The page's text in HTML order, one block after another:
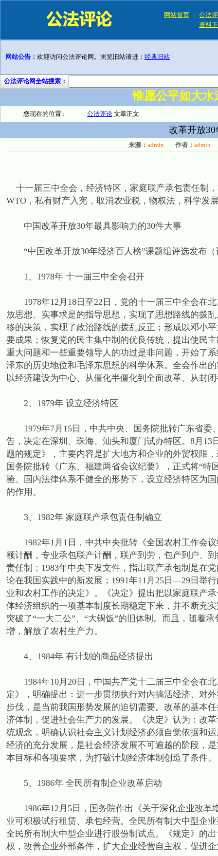
网站首页 | 公法
资料
网站公告： 欢迎访问公法评论网。浏览旧站请进： 经典旧站
公法评论网全站搜索：
惟愿公平如大
您现在的位置 : 公法评论 文章正文
改革开放
来源： admin 作者： admin
十一届三中全会，经济特区，家庭联产承包责任制
WTO，私有财产入宪，取消农业税，物权法，科学
中国改革开放30年最具影响力的30件大事
“中国改革开放30年经济百人榜”课题组评选发布（
1、1978年 十一届三中全会召开
1978年12月18日至22日，党的十一届三中全会在北
放思想、实事求是的指导思想，实现了思想路线的拨
移的决策，实现了政治路线的拨乱反正；形成以邓小
要成果；恢复党的民主集中制的优良传统，提出使民
重大问题和一些重要领导人的功过是非问题，开始了
泽东的历史地位和毛泽东思想的科学体系。全会作出
以经济建设为中心、从僵化半僵化到全面改革、从封
2、1979年 设立经济特区
1979年7月15日，中共中央、国务院批转广东省委
告，决定在深圳、珠海、汕头和厦门试办特区。8月
题的规定》，主要内容是扩大地方和企业的外贸权限
国务院批转《广东、福建两省会议纪要》，正式将“
验、国内法律体系不健全的形势下，设立经济特区为
的作用。
3、1982年 家庭联产承包责任制确立
1982年1月1日，中共中央批转《全国农村工作会议
额计酬，专业承包联产计酬，联产到劳，包产到户、
责任制；1983年中央下发文件，指出联产承包制是在
论在我国实践中的新发展；1991年11月25日—29日举
业和农村工作的决定》。《决定》提出把以家庭联产
体经济组织的一项基本制度长期稳定下来，并不断充
突破了“一大二公”、“大锅饭”的旧体制。而且，随着
增，解放了农村生产力。
4、1984年 有计划的商品经济提出
1984年10月20日，中国共产党十二届三中全会在
定》，明确提出：进一步贯彻执行对内搞活经济、对
步伐，是当前我国形势发展的迫切需要。改革的基本
济体制，促进社会生产力的发展。《决定》认为：改
统观念，明确认识社会主义计划经济必须自觉依据和
经济的充分发展，是社会经济发展不可逾越的阶段，
本目标和各项要求，为打破计划经济体制创造了条件。
5、1986年 全民所有制企业改革启动
1986年12月5日，国务院作出《关于深化企业改革
业可积极试行租赁、承包经营。全民所有制大中型企
全民所有制大中型企业进行股份制试点。《规定》的
权，改善企业外部条件，扩大企业经营自主权，促进